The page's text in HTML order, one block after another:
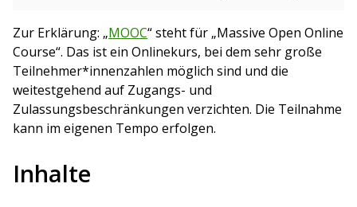
Zur Erklärung: „MOOC“ steht für „Massive Open Online
Course“. Das ist ein Onlinekurs, bei dem sehr große
Teilnehmer*innenzahlen möglich sind und die
weitestgehend auf Zugangs- und
Zulassungsbeschränkungen verzichten. Die Teilnahme
kann im eigenen Tempo erfolgen.
Inhalte